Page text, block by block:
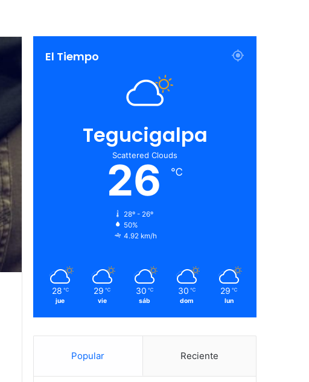
El Tiempo
Tegucigalpa
Scattered Clouds
26 ℃
28º - 26º
50%
4.92 km/h
28 ℃
jue
29 ℃
vie
30 ℃
sáb
30 ℃
dom
29 ℃
lun
Popular Reciente